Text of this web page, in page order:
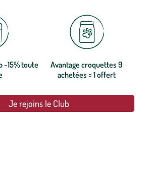
-15% toute
Avantage croquettes 9
achetées = 1 offert
Je rejoins le Club